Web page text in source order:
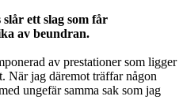
ett slag som får
av beundran.
av prestationer som ligger
När jag däremot träffar någon
ungefär samma sak som jag